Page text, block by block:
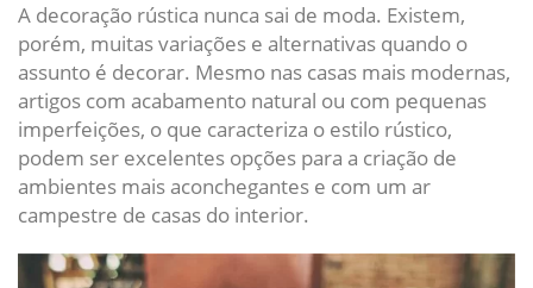
A decoração rústica nunca sai de moda. Existem,
porém, muitas variações e alternativas quando o
assunto é decorar. Mesmo nas casas mais modernas,
artigos com acabamento natural ou com pequenas
imperfeições, o que caracteriza o estilo rústico,
podem ser excelentes opções para a criação de
ambientes mais aconchegantes e com um ar
campestre de casas do interior.